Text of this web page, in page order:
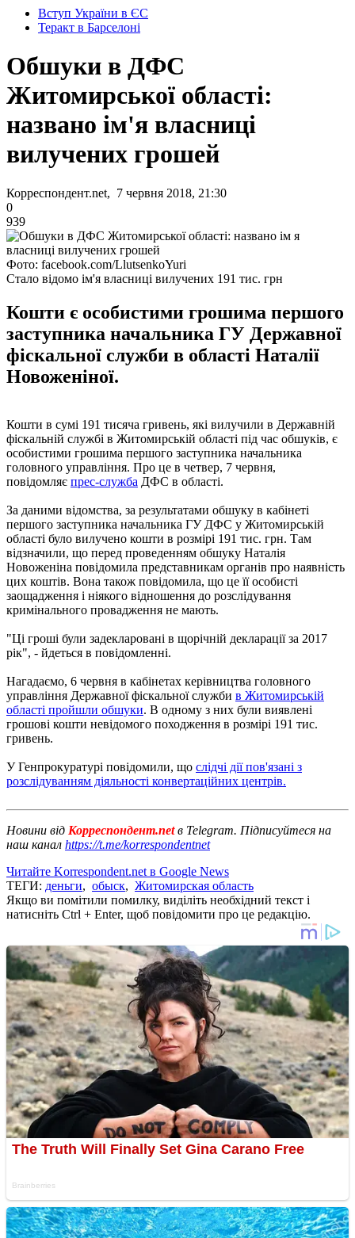
Вступ України в ЄС
Теракт в Барселоні
Обшуки в ДФС
Житомирської області:
названо ім'я власниці
вилучених грошей
Корреспондент.net, 7 червня 2018, 21:30
0
939
Фото: facebook.com/LlutsenkoYuri
Стало відомо ім'я власниці вилучених 191 тис. грн
Кошти є особистими грошима першого
заступника начальника ГУ Державної
фіскальної служби в області Наталії
Новоженіної.
Кошти в сумі 191 тисяча гривень, які вилучили в Державній
фіскальній службі в Житомирській області під час обшуків, є
особистими грошима першого заступника начальника
головного управління. Про це в четвер, 7 червня,
повідомляє прес-служба ДФС в області.
За даними відомства, за результатами обшуку в кабінеті
першого заступника начальника ГУ ДФС у Житомирській
області було вилучено кошти в розмірі 191 тис. грн. Там
відзначили, що перед проведенням обшуку Наталія
Новоженіна повідомила представникам органів про наявність
цих коштів. Вона також повідомила, що це її особисті
заощадження і ніякого відношення до розслідування
кримінального провадження не мають.
"Ці гроші були задекларовані в щорічній декларації за 2017
рік", - йдеться в повідомленні.
Нагадаємо, 6 червня в кабінетах керівництва головного
управління Державної фіскальної служби в Житомирській
області пройшли обшуки. В одному з них були виявлені
грошові кошти невідомого походження в розмірі 191 тис.
гривень.
У Генпрокуратурі повідомили, що слідчі дії пов'язані з
розслідуванням діяльності конвертаційних центрів.
Новини від Корреспондент.netв Telegram. Підписуйтеся на
наш канал https://t.me/korrespondentnet
Читайте Korrespondent.net в Google News
ТЕГИ: деньги, обыск, Житомирская область
Якщо ви помітили помилку, виділіть необхідний текст і
натисніть Ctrl + Enter, щоб повідомити про це редакцію.